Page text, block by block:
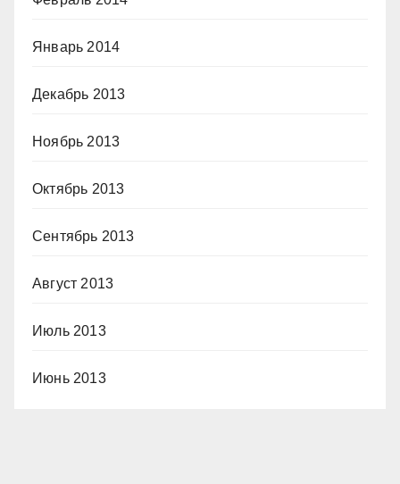
Январь 2014
Декабрь 2013
Ноябрь 2013
Октябрь 2013
Сентябрь 2013
Август 2013
Июль 2013
Июнь 2013